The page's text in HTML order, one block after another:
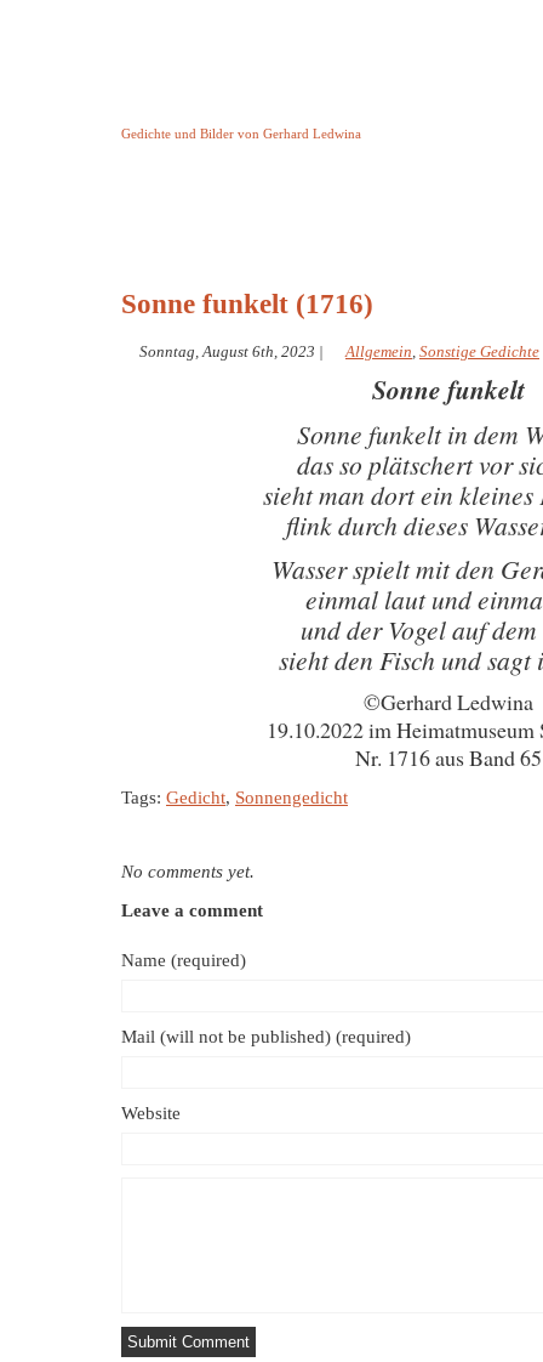
Gedichte und Bilder von Gerhard Ledwina
Sonne funkelt (1716)
Sonntag, August 6th, 2023 | Allgemein, Sonstige Gedichte
Sonne funkelt
Sonne funkelt in dem
das so plätschert vor
sieht man dort ein kleines
flink durch dieses
Wasser spielt mit den
einmal laut und
und der Vogel auf
sieht den Fisch und sagt
©Gerhard Ledwina
19.10.2022 im Heimatmuseum
Nr. 1716 aus Band 65
Tags: Gedicht, Sonnengedicht
No comments yet.
Leave a comment
Name (required)
Mail (will not be published) (required)
Website